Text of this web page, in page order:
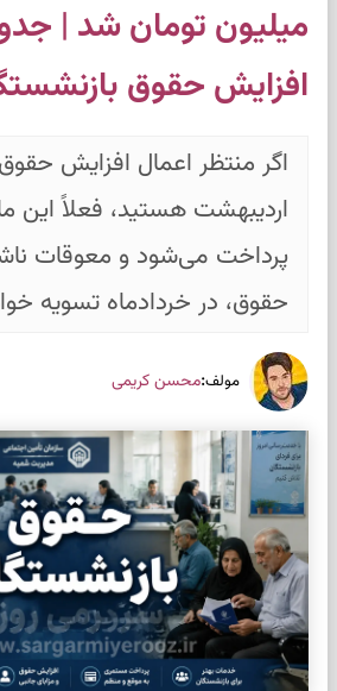
میلیون تومان شد |
افزایش حقوق
اگر منتظر اعمال افزایش
اردیبهشت هستید، فعلاً این
پرداخت می‌شود و معوقات
حقوق، در خردادماه تسویه
مولف:محسن کریمی